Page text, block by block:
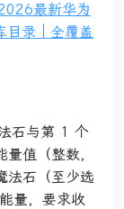
最新华为
目录｜全覆盖
石与第 1 个
值（整数，
法石（至少选
量，要求收